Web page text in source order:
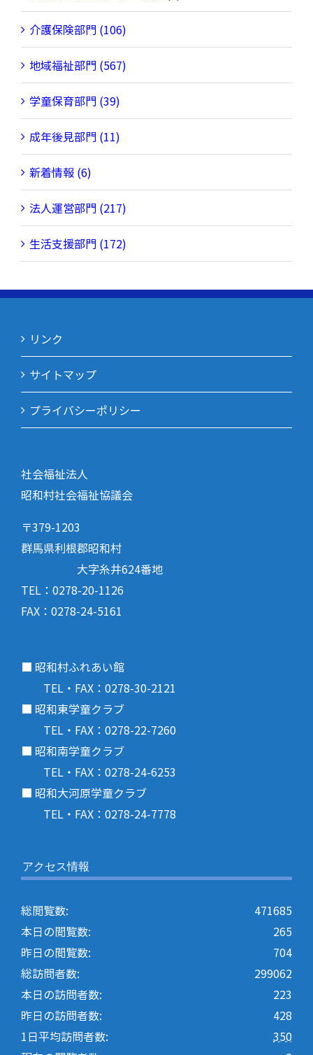
介護保険部門 (106)
地域福祉部門 (567)
学童保育部門 (39)
成年後見部門 (11)
新着情報 (6)
法人運営部門 (217)
生活支援部門 (172)
リンク
サイトマップ
プライバシーポリシー
社会福祉法人
昭和村社会福祉協議会
〒379-1203
群馬県利根郡昭和村
大字糸井624番地
TEL：0278-20-1126
FAX：0278-24-5161
■ 昭和村ふれあい館
TEL・FAX：0278-30-2121
■ 昭和東学童クラブ
TEL・FAX：0278-22-7260
■ 昭和南学童クラブ
TEL・FAX：0278-24-6253
■ 昭和大河原学童クラブ
TEL・FAX：0278-24-7778
アクセス情報
471685
総閲覧数:
265
本日の閲覧数:
704
昨日の閲覧数:
299062
総訪問者数:
223
本日の訪問者数:
428
昨日の訪問者数:
350
1日平均訪問者数: